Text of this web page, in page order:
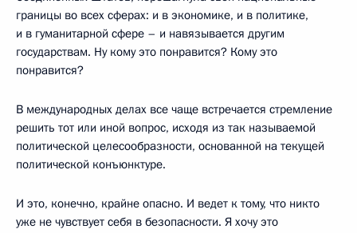
границы во всех сферах: и в экономике, и в политике,
и в гуманитарной сфере – и навязывается другим
государствам. Ну кому это понравится? Кому это
понравится?
В международных делах все чаще встречается стремление
решить тот или иной вопрос, исходя из так называемой
политической целесообразности, основанной на текущей
политической конъюнктуре.
И это, конечно, крайне опасно. И ведет к тому, что никто
уже не чувствует себя в безопасности. Я хочу это